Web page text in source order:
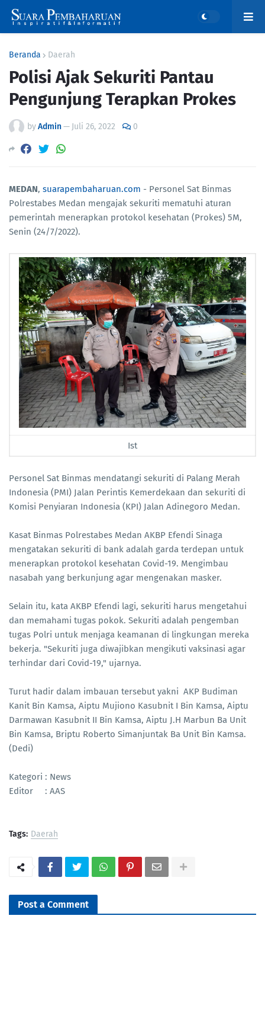
Beranda Daerah
Polisi Ajak Sekuriti Pantau
Pengunjung Terapkan Prokes
byAdmin— Juli 26, 2022 0
MEDAN, suarapembaharuan.com - Personel Sat Binmas
Polrestabes Medan mengajak sekuriti mematuhi aturan
pemerintah menerapkan protokol kesehatan (Prokes) 5M,
Senin (24/7/2022).
Ist
Personel Sat Binmas mendatangi sekuriti di Palang Merah
Indonesia (PMI) Jalan Perintis Kemerdekaan dan sekuriti di
Komisi Penyiaran Indonesia (KPI) Jalan Adinegoro Medan.
Kasat Binmas Polrestabes Medan AKBP Efendi Sinaga
mengatakan sekuriti di bank adalah garda terdepan untuk
menerapkan protokol kesehatan Covid-19. Mengimbau
nasabah yang berkunjung agar mengenakan masker.
Selain itu, kata AKBP Efendi lagi, sekuriti harus mengetahui
dan memahami tugas pokok. Sekuriti adalah pengemban
tugas Polri untuk menjaga keamanan di lingkungan mereka
bekerja. "Sekuriti juga diwajibkan mengikuti vaksinasi agar
terhindar dari Covid-19," ujarnya.
Turut hadir dalam imbauan tersebut yakni AKP Budiman
Kanit Bin Kamsa, Aiptu Mujiono Kasubnit I Bin Kamsa, Aiptu
Darmawan Kasubnit II Bin Kamsa, Aiptu J.H Marbun Ba Unit
Bin Kamsa, Briptu Roberto Simanjuntak Ba Unit Bin Kamsa.
(Dedi)
Kategori : News
Editor : AAS
Tags: Daerah
Post a Comment